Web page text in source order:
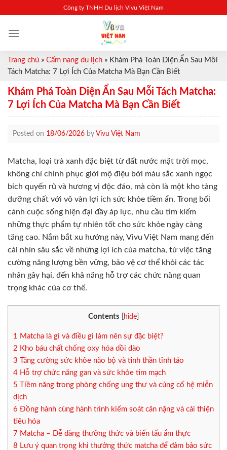
content
Công ty TNHH Du lịch Vivu Việt Nam
Trang chủ » Cẩm nang du lịch » Khám Phá Toàn Diện Ẩn Sau Mỗi
Tách Matcha: 7 Lợi Ích Của Matcha Mà Bạn Cần Biết
Khám Phá Toàn Diện Ẩn Sau Mỗi Tách Matcha:
7 Lợi Ích Của Matcha Mà Bạn Cần Biết
Posted on 18/06/2026 by Vivu Việt Nam
Matcha, loại trà xanh đặc biệt từ đất nước mặt trời mọc,
không chỉ chinh phục giới mộ điệu bởi màu sắc xanh ngọc
bích quyến rũ và hương vị độc đáo, mà còn là một kho tàng
dưỡng chất với vô vàn lợi ích sức khỏe tiềm ẩn. Trong bối
cảnh cuộc sống hiện đại đầy áp lực, nhu cầu tìm kiếm
những thực phẩm tự nhiên tốt cho sức khỏe ngày càng
tăng cao. Nắm bắt xu hướng này, Vivu Việt Nam mang đến
cái nhìn sâu sắc về những lợi ích của matcha, từ việc tăng
cường năng lượng bền vững, bảo vệ cơ thể khỏi các tác
nhân gây hại, đến khả năng hỗ trợ các chức năng quan
trọng khác của cơ thể.
Contents hide
1
Matcha là gì và điều gì làm nên sự đặc biệt?
2 Kho báu chất chống oxy hóa dồi dào
3 Tăng cường sức khỏe não bộ và tinh thần tỉnh táo
4 Hỗ trợ chức năng gan và sức khỏe tim mạch
5 Tiềm năng trong phòng chống ung thư và củng cố hệ miễn
dịch
6 Đồng hành cùng hành trình kiểm soát cân nặng và cải thiện
tiêu hóa
7 Matcha – Dễ dàng thưởng thức và biến tấu ẩm thực
8 Lưu ý quan trọng khi thưởng thức matcha để đảm bảo sức